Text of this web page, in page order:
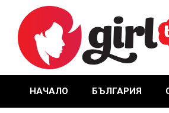
content
GIRL.BG
Primary
НАЧАЛО БЪЛГАРИЯ